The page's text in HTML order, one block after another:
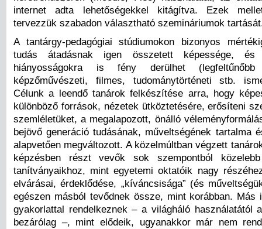
internet adta lehetőségekkel kitágítva. Ezek
tervezzük szabadon választható szemináriumok
A tantárgy-pedagógiai stúdiumokon bizonyos
tudás átadásnak igen összetett képessége, és
hiányosságokra is fény derülhet
képzőművészeti, filmes, tudománytörténeti stb.
Célunk a leendő tanárok felkészítése arra, hogy
különböző források, nézetek ütköztetésére, erősíteni
szemléletüket, a megalapozott, önálló
bejövő generáció tudásának, műveltségének tartalma
alapvetően megváltozott. A közelmúltban végzett
képzésben részt vevők sok szempontból
tanítványaikhoz, mint egyetemi oktatóik nagy
elvárásai, érdeklődése, „kíváncsisága” (és
egészen másból tevődnek össze, mint korábban. Más
gyakorlattal rendelkeznek – a világháló használatától
bezárólag –, mint elődeik, ugyanakkor már nem